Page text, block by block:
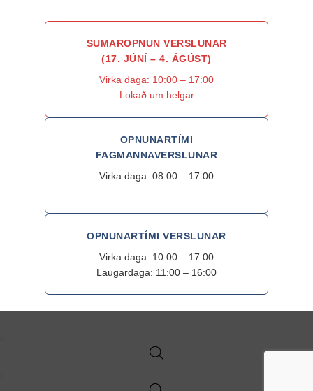
SUMAROPNUN VERSLUNAR
(17. JÚNÍ – 4. ÁGÚST)
Virka daga: 10:00 – 17:00
Lokað um helgar
OPNUNARTÍMI
FAGMANNAVERSLUNAR
Virka daga: 08:00 – 17:00
OPNUNARTÍMI VERSLUNAR
Virka daga: 10:00 – 17:00
Laugardaga: 11:00 – 16:00